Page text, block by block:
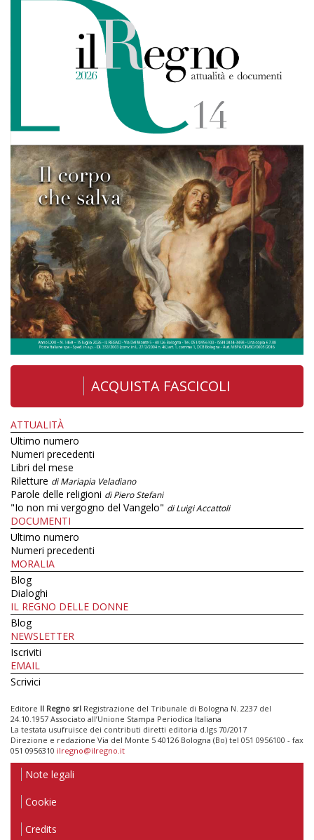
ACQUISTA FASCICOLI
ATTUALITÀ
Ultimo numero
Numeri precedenti
Libri del mese
Riletture di Mariapia Veladiano
Parole delle religioni di Piero Stefani
"Io non mi vergogno del Vangelo" di Luigi Accattoli
DOCUMENTI
Ultimo numero
Numeri precedenti
MORALIA
Blog
Dialoghi
IL REGNO DELLE DONNE
Blog
NEWSLETTER
Iscriviti
EMAIL
Scrivici
Editore Il Regno srl Registrazione del Tribunale di Bologna N. 2237 del
24.10.1957 Associato all’Unione Stampa Periodica Italiana
La testata usufruisce dei contributi diretti editoria d.lgs 70/2017
Direzione e redazione Via del Monte 5 40126 Bologna (Bo) tel 051 0956100 - fax
051 0956310 ilregno@ilregno.it
Note legali
Cookie
Credits